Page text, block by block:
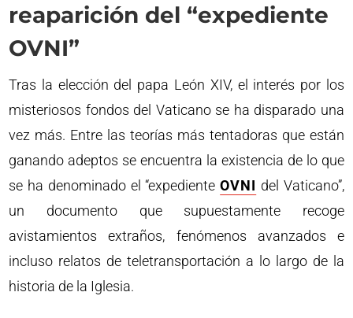
reaparición del “expediente
OVNI”
Tras la elección del papa León XIV, el interés por los
misteriosos fondos del Vaticano se ha disparado una
vez más. Entre las teorías más tentadoras que están
ganando adeptos se encuentra la existencia de lo que
se ha denominado el “expedienteOVNI del Vaticano”,
un documento que supuestamente recoge
avistamientos extraños, fenómenos avanzados e
incluso relatos de teletransportación a lo largo de la
historia de la Iglesia.